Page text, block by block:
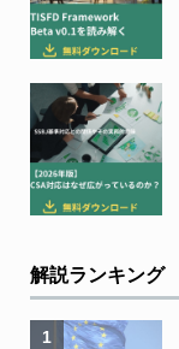
解説ランキング
1